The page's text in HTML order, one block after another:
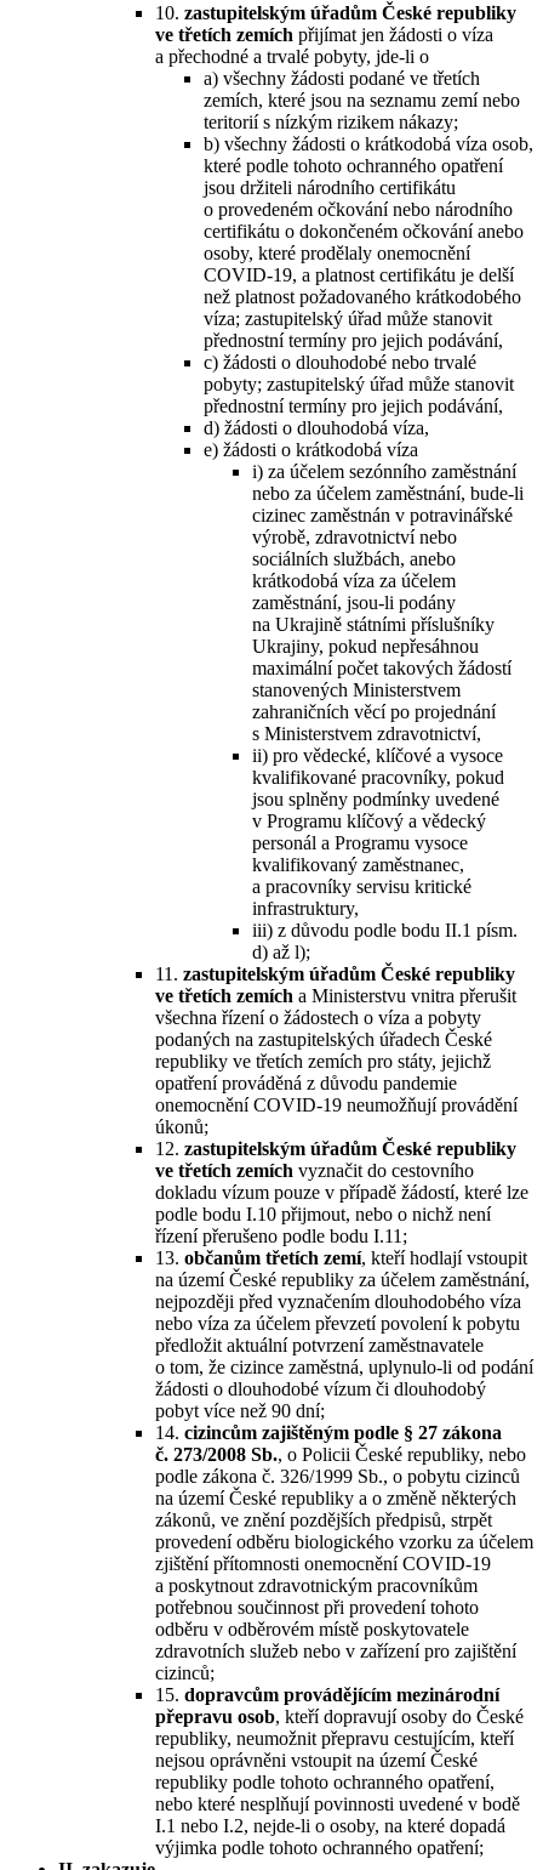
10. zastupitelským úřadům České republiky
ve třetích zemích přijímat jen žádosti o víza
a přechodné a trvalé pobyty, jde-li o
a) všechny žádosti podané ve třetích
zemích, které jsou na seznamu zemí nebo
teritorií s nízkým rizikem nákazy;
b) všechny žádosti o krátkodobá víza osob,
které podle tohoto ochranného opatření
jsou držiteli národního certifikátu
o provedeném očkování nebo národního
certifikátu o dokončeném očkování anebo
osoby, které prodělaly onemocnění
COVID-19, a platnost certifikátu je delší
než platnost požadovaného krátkodobého
víza; zastupitelský úřad může stanovit
přednostní termíny pro jejich podávání,
c) žádosti o dlouhodobé nebo trvalé
pobyty; zastupitelský úřad může stanovit
přednostní termíny pro jejich podávání,
d) žádosti o dlouhodobá víza,
e) žádosti o krátkodobá víza
i) za účelem sezónního zaměstnání
nebo za účelem zaměstnání, bude-li
cizinec zaměstnán v potravinářské
výrobě, zdravotnictví nebo
sociálních službách, anebo
krátkodobá víza za účelem
zaměstnání, jsou-li podány
na Ukrajině státními příslušníky
Ukrajiny, pokud nepřesáhnou
maximální počet takových žádostí
stanovených Ministerstvem
zahraničních věcí po projednání
s Ministerstvem zdravotnictví,
ii) pro vědecké, klíčové a vysoce
kvalifikované pracovníky, pokud
jsou splněny podmínky uvedené
v Programu klíčový a vědecký
personál a Programu vysoce
kvalifikovaný zaměstnanec,
a pracovníky servisu kritické
infrastruktury,
iii) z důvodu podle bodu II.1 písm.
d) až l);
11. zastupitelským úřadům České republiky
ve třetích zemích a Ministerstvu vnitra přerušit
všechna řízení o žádostech o víza a pobyty
podaných na zastupitelských úřadech České
republiky ve třetích zemích pro státy, jejichž
opatření prováděná z důvodu pandemie
onemocnění COVID-19 neumožňují provádění
úkonů;
12. zastupitelským úřadům České republiky
ve třetích zemích vyznačit do cestovního
dokladu vízum pouze v případě žádostí, které lze
podle bodu I.10 přijmout, nebo o nichž není
řízení přerušeno podle bodu I.11;
13. občanům třetích zemí, kteří hodlají vstoupit
na území České republiky za účelem zaměstnání,
nejpozději před vyznačením dlouhodobého víza
nebo víza za účelem převzetí povolení k pobytu
předložit aktuální potvrzení zaměstnavatele
o tom, že cizince zaměstná, uplynulo-li od podání
žádosti o dlouhodobé vízum či dlouhodobý
pobyt více než 90 dní;
14. cizincům zajištěným podle § 27 zákona
č. 273/2008 Sb., o Policii České republiky, nebo
podle zákona č. 326/1999 Sb., o pobytu cizinců
na území České republiky a o změně některých
zákonů, ve znění pozdějších předpisů, strpět
provedení odběru biologického vzorku za účelem
zjištění přítomnosti onemocnění COVID-19
a poskytnout zdravotnickým pracovníkům
potřebnou součinnost při provedení tohoto
odběru v odběrovém místě poskytovatele
zdravotních služeb nebo v zařízení pro zajištění
cizinců;
15. dopravcům provádějícím mezinárodní
přepravu osob, kteří dopravují osoby do České
republiky, neumožnit přepravu cestujícím, kteří
nejsou oprávněni vstoupit na území České
republiky podle tohoto ochranného opatření,
nebo které nesplňují povinnosti uvedené v bodě
I.1 nebo I.2, nejde-li o osoby, na které dopadá
výjimka podle tohoto ochranného opatření;